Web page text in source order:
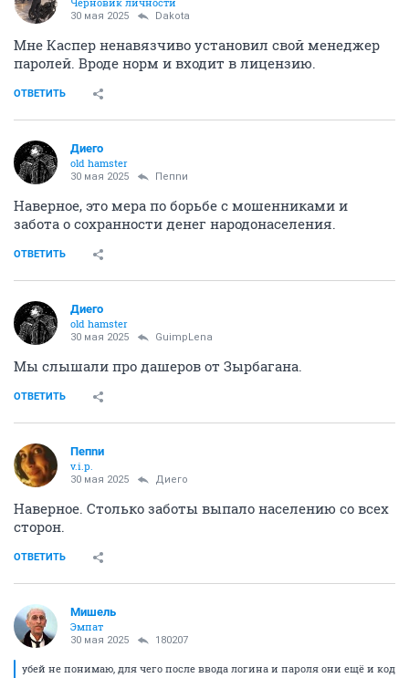
30 мая 2025 Dаkota
Мне Каспер ненавязчиво установил свой менеджер
паролей. Вроде норм и входит в лицензию.
ОТВЕТИТЬ
Диего
old hamster
30 мая 2025 Пепnи
Наверное, это мера по борьбе с мошенниками и
забота о сохранности денег народонаселения.
ОТВЕТИТЬ
Диего
old hamster
30 мая 2025 GuimpLena
Мы слышали про дашеров от Зырбагана.
ОТВЕТИТЬ
Пепnи
v.i.p.
30 мая 2025 Диего
Наверное. Столько заботы выпало населению со всех
сторон.
ОТВЕТИТЬ
Мишель
Эмпат
30 мая 2025 180207
убей не понимаю, для чего после ввода логина и пароля они ещё и код